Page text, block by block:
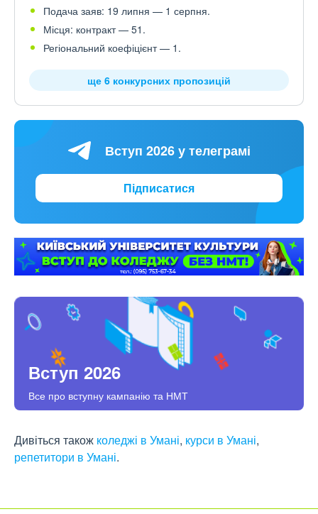
Подача заяв: 19 липня — 1 серпня.
Місця: контракт — 51.
Регіональний коефіцієнт — 1.
ще 6 конкурсних пропозицій
Вступ 2026 у телеграмі
Підписатися
Вступ 2026
Все про вступну кампанію та НМТ
Дивіться також коледжі в Умані, курси в Умані,
репетитори в Умані.